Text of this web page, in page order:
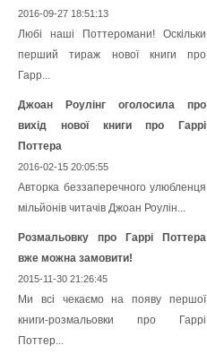
2016-09-27 18:51:13
Любі наші Поттеромани! Оскільки
перший тираж нової книги про
Гарр...
Джоан Роулінг оголосила про
вихід нової книги про Гаррі
Поттера
2016-02-15 20:05:55
Авторка беззаперечного улюбленця
мільйонів читачів Джоан Роулін...
Розмальовку про Гаррі Поттера
вже можна замовити!
2015-11-30 21:26:45
Ми всі чекаємо на появу першої
книги-розмальовки про Гаррі
Поттер...